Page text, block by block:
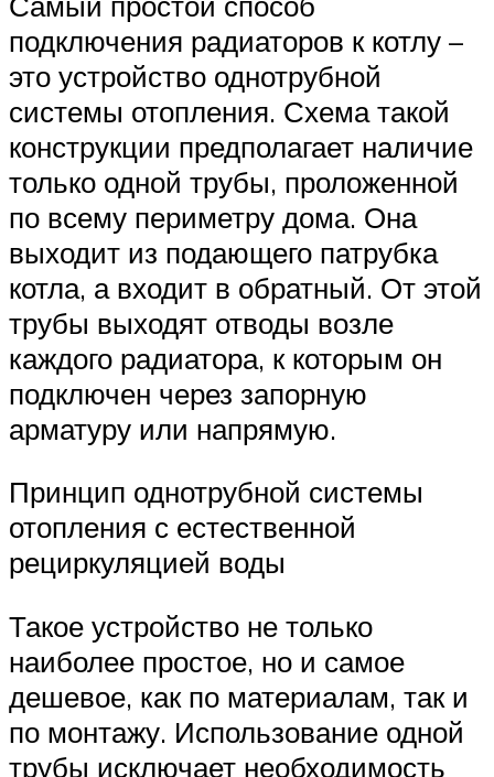
подключения радиаторов к котлу –
это устройство однотрубной
системы отопления. Схема такой
конструкции предполагает наличие
только одной трубы, проложенной
по всему периметру дома. Она
выходит из подающего патрубка
котла, а входит в обратный. От этой
трубы выходят отводы возле
каждого радиатора, к которым он
подключен через запорную
арматуру или напрямую.
Принцип однотрубной системы
отопления с естественной
рециркуляцией воды
Такое устройство не только
наиболее простое, но и самое
дешевое, как по материалам, так и
по монтажу. Использование одной
трубы исключает необходимость